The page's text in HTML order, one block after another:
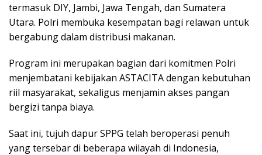
termasuk DIY, Jambi, Jawa Tengah, dan Sumatera
Utara. Polri membuka kesempatan bagi relawan untuk
bergabung dalam distribusi makanan.
Program ini merupakan bagian dari komitmen Polri
menjembatani kebijakan ASTACITA dengan kebutuhan
riil masyarakat, sekaligus menjamin akses pangan
bergizi tanpa biaya.
Saat ini, tujuh dapur SPPG telah beroperasi penuh
yang tersebar di beberapa wilayah di Indonesia,